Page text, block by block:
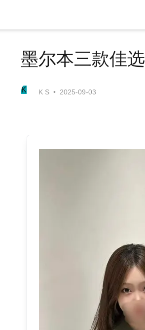
墨尔本三款佳选
K K S 2025-09-03